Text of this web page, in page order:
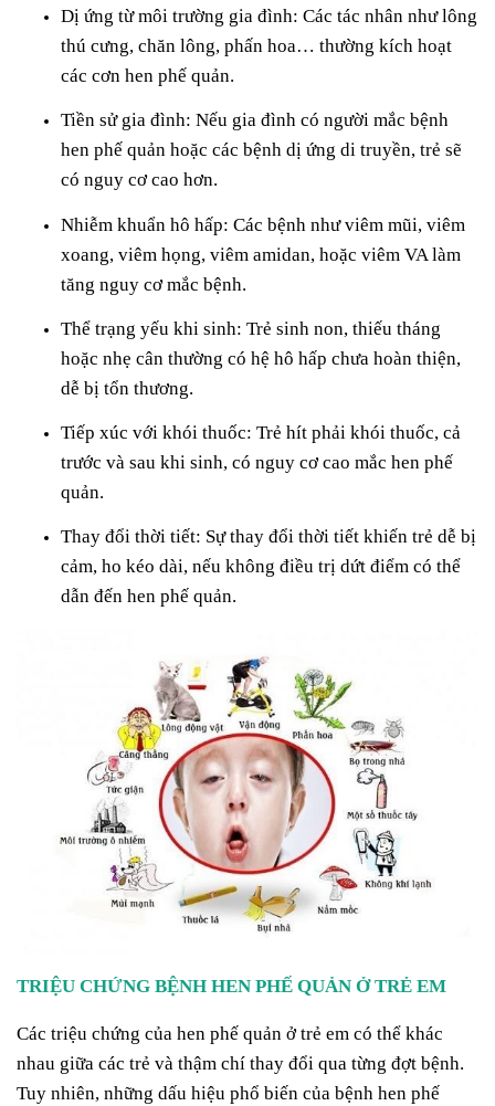
Dị ứng từ môi trường gia đình: Các tác nhân như lông
thú cưng, chăn lông, phấn hoa… thường kích hoạt
các cơn hen phế quản.
Tiền sử gia đình: Nếu gia đình có người mắc bệnh
hen phế quản hoặc các bệnh dị ứng di truyền, trẻ sẽ
có nguy cơ cao hơn.
Nhiễm khuẩn hô hấp: Các bệnh như viêm mũi, viêm
xoang, viêm họng, viêm amidan, hoặc viêm VA làm
tăng nguy cơ mắc bệnh.
Thể trạng yếu khi sinh: Trẻ sinh non, thiếu tháng
hoặc nhẹ cân thường có hệ hô hấp chưa hoàn thiện,
dễ bị tổn thương.
Tiếp xúc với khói thuốc: Trẻ hít phải khói thuốc, cả
trước và sau khi sinh, có nguy cơ cao mắc hen phế
quản.
Thay đổi thời tiết: Sự thay đổi thời tiết khiến trẻ dễ bị
cảm, ho kéo dài, nếu không điều trị dứt điểm có thể
dẫn đến hen phế quản.
TRIỆU CHỨNG BỆNH HEN PHẾ QUẢN Ở TRẺ EM
Các triệu chứng của hen phế quản ở trẻ em có thể khác
nhau giữa các trẻ và thậm chí thay đổi qua từng đợt bệnh.
Tuy nhiên, những dấu hiệu phổ biến của bệnh hen phế